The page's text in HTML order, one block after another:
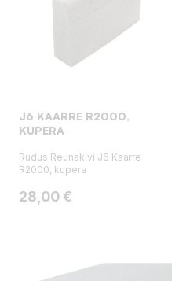
J6 KAARRE R2000,
KUPERA
Rudus Reunakivi J6 Kaarre
R2000, kupera
Hinta
28,00 €